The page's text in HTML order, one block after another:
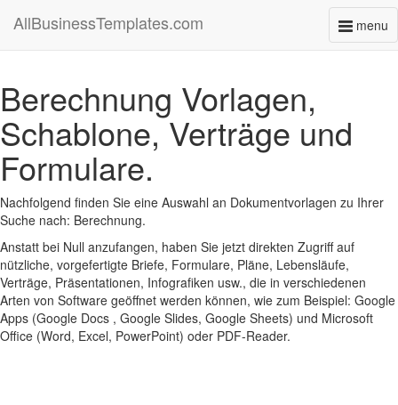
menu
AllBusinessTemplates.com
Berechnung Vorlagen,
Schablone, Verträge und
Formulare.
Nachfolgend finden Sie eine Auswahl an Dokumentvorlagen zu Ihrer
Suche nach: Berechnung.
Anstatt bei Null anzufangen, haben Sie jetzt direkten Zugriff auf
nützliche, vorgefertigte Briefe, Formulare, Pläne, Lebensläufe,
Verträge, Präsentationen, Infografiken usw., die in verschiedenen
Arten von Software geöffnet werden können, wie zum Beispiel: Google
Apps (Google Docs , Google Slides, Google Sheets) und Microsoft
Office (Word, Excel, PowerPoint) oder PDF-Reader.